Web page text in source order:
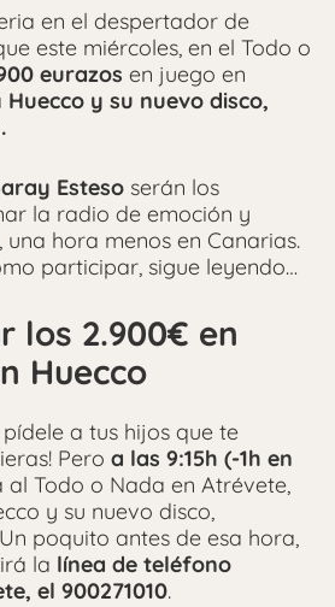
en el despertador de
este miércoles, en el Todo o
eurazos en juego en
Huecco y su nuevo disco,
Esteso serán los
la radio de emoción y
, una hora menos en Canarias.
participar, sigue leyendo…
los 2.900€ en
Huecco
a tus hijos que te
Pero a las 9:15h (-1h en
al Todo o Nada en Atrévete,
y su nuevo disco,
Un poquito antes de esa hora,
la línea de teléfono
el 900271010.